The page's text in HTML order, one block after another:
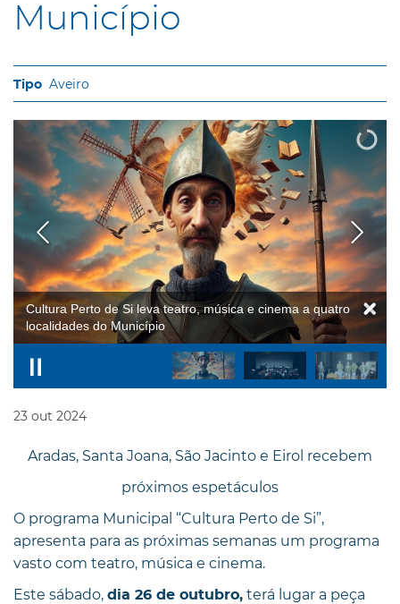
Município
Aveiro
Cultura Perto de Si leva teatro, música e cinema a quatro
localidades do Município
23 out 2024
Aradas, Santa Joana, São Jacinto e Eirol recebem
próximos espetáculos
O programa Municipal “Cultura Perto de Si”,
apresenta para as próximas semanas um programa
vasto com teatro, música e cinema.
Este sábado, dia 26 de outubro, terá lugar a peça